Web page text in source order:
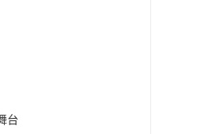
台